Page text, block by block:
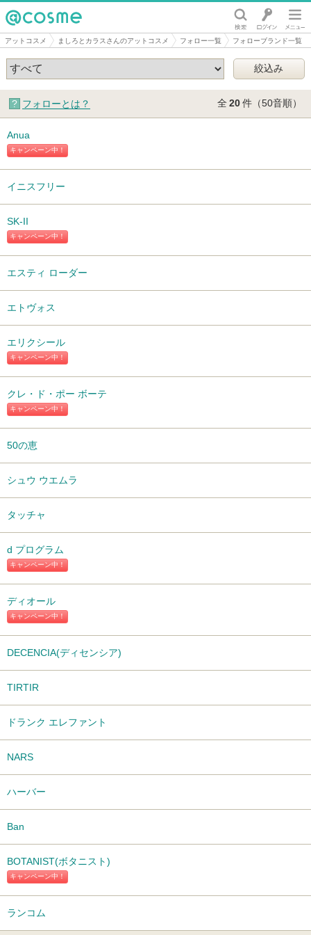
@cosme
アットコスメ ましろとカラスさんのアットコスメ フォロー一覧 フォローブランド一覧
フォローとは？ 全 20件（50音順）
キャンペーン中！
Anua
イニスフリー
キャンペーン中！
SK-II
エスティ ローダー
エトヴォス
キャンペーン中！
エリクシール
キャンペーン中！
クレ・ド・ポー ボーテ
50の恵
シュウ ウエムラ
タッチャ
キャンペーン中！
d プログラム
キャンペーン中！
ディオール
DECENCIA(ディセンシア)
TIRTIR
ドランク エレファント
NARS
ハーバー
Ban
キャンペーン中！
BOTANIST(ボタニスト)
ランコム